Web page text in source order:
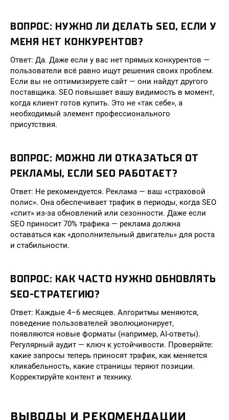
ВОПРОС: НУЖНО ЛИ ДЕЛАТЬ SEO, ЕСЛИ У
МЕНЯ НЕТ КОНКУРЕНТОВ?
Ответ: Да. Даже если у вас нет прямых конкурентов —
пользователи всё равно ищут решения своих проблем.
Если вы не оптимизируете сайт — они найдут другого
поставщика. SEO повышает вашу видимость в момент,
когда клиент готов купить. Это не «так себе», а
необходимый элемент профессионального
присутствия.
ВОПРОС: МОЖНО ЛИ ОТКАЗАТЬСЯ ОТ
РЕКЛАМЫ, ЕСЛИ SEO РАБОТАЕТ?
Ответ: Не рекомендуется. Реклама — ваш «страховой
полис». Она обеспечивает трафик в периоды, когда SEO
«спит» из-за обновлений или сезонности. Даже если
SEO приносит 70% трафика — реклама должна
оставаться как «дополнительный двигатель» для роста
и стабильности.
ВОПРОС: КАК ЧАСТО НУЖНО ОБНОВЛЯТЬ
SEO-СТРАТЕГИЮ?
Ответ: Каждые 4–6 месяцев. Алгоритмы меняются,
поведение пользователей эволюционирует,
появляются новые форматы (например, AI-ответы).
Регулярный аудит — ключ к устойчивости. Проверяйте:
какие запросы теперь приносят трафик, как меняется
кликабельность, какие страницы теряют позиции.
Корректируйте контент и технику.
ВЫВОДЫ И РЕКОМЕНДАЦИИ